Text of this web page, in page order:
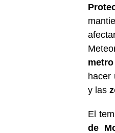
hacer
y las
El
de